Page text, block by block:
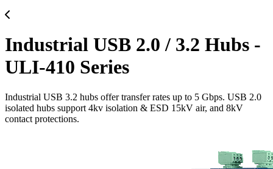
Industrial USB 2.0 / 3.2 Hubs -
ULI-410 Series
Industrial USB 3.2 hubs offer transfer rates up to 5 Gbps. USB 2.0
isolated hubs support 4kv isolation & ESD 15kV air, and 8kV
contact protections.